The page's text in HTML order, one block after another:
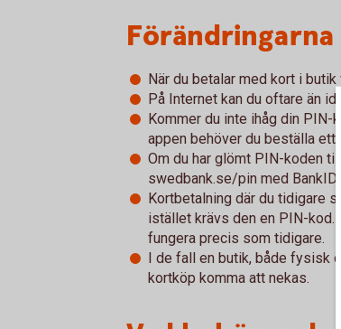
När du betalar med kort i
På Internet kan du oftare än
Kommer du inte ihåg din PIN-
appen behöver du beställa ett
Om du har glömt PIN-koden
swedbank.se/pin med BankID
Kortbetalning där du tidigare
istället krävs den en PIN-kod.
fungera precis som tidigare.
I de fall en butik, både fysisk
kortköp komma att nekas.